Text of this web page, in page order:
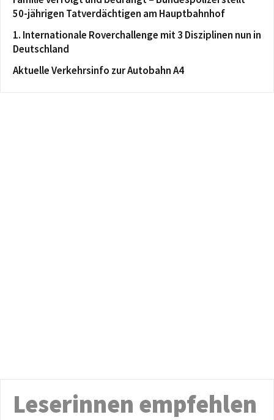
50-jährigen Tatverdächtigen am Hauptbahnhof
1. Internationale Roverchallenge mit 3 Disziplinen nun in
Deutschland
Aktuelle Verkehrsinfo zur Autobahn A4
Leserinnen empfehlen